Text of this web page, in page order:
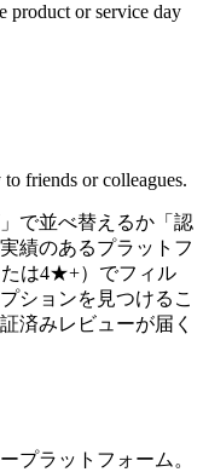
product or service day
friends or colleagues.
で並べ替えるか「認
績のあるプラットフ
は4★+）でフィル
ションを見つけるこ
済みレビューが届く
プラットフォーム。